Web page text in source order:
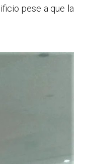
pese a que la